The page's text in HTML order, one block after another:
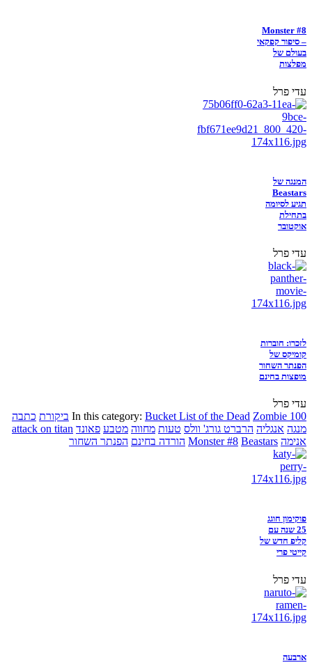
Monster #8
– סיפור קפקאי
בעולם של
מפלצות
עדי פרל
המנגה של
Beastars
תגיע לסיומה
בתחילת
אוקטובר
עדי פרל
לזכרו: חוברות
קומיקס של
הפנתר השחור
מופצות בחינם
עדי פרל
In this category: Bucket List of the Dead Zombie 100 ביקורת כתבה
מנגה אנגליה הרברט גורג' וולס טעות מחווה מטבע פאונד attack on titan
אנימה
Monster #8 Beastars הורדה בחינם הפנתר השחור
פוקימון חוגג
25 שנה עם
קליפ חדש של
קייטי פרי
עדי פרל
ארבעה